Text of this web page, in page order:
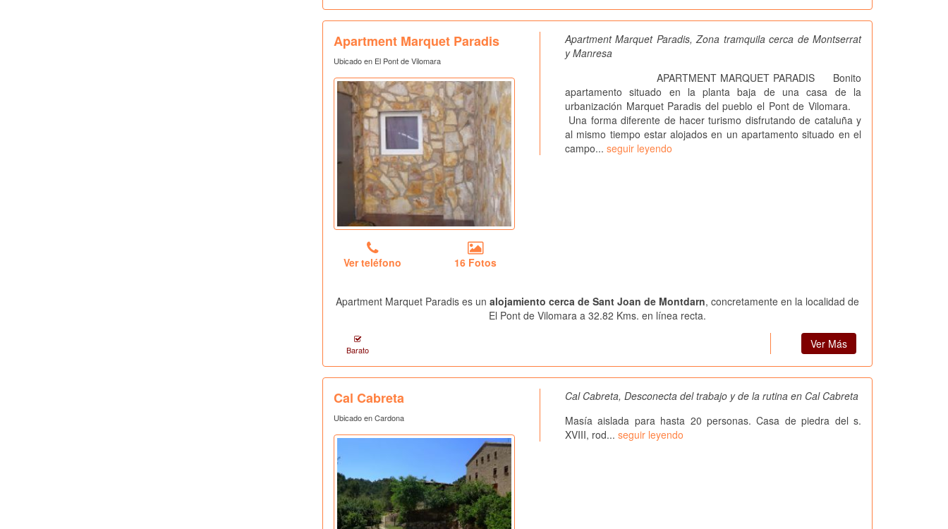
Apartment Marquet Paradis
Ubicado en El Pont de Vilomara
Ver teléfono 16 Fotos
Apartment Marquet Paradis, Zona tramquila cerca de Montserrat
y Manresa
APARTMENT MARQUET PARADIS Bonito
apartamento situado en la planta baja de una casa de la
urbanización Marquet Paradis del pueblo el Pont de Vilomara.
Una forma diferente de hacer turismo disfrutando de cataluña y
al mismo tiempo estar alojados en un apartamento situado en el
campo... seguir leyendo
Apartment Marquet Paradis es un alojamiento cerca de Sant Joan de Montdarn, concretamente en la localidad de
El Pont de Vilomara a 32.82 Kms. en línea recta.
Barato Ver Más
Cal Cabreta
Ubicado en Cardona
Cal Cabreta, Desconecta del trabajo y de la rutina en Cal Cabreta
Masía aislada para hasta 20 personas. Casa de piedra del s.
XVIII, rod... seguir leyendo